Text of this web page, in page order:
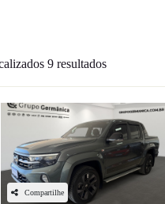
9 resultados
Compartilhe